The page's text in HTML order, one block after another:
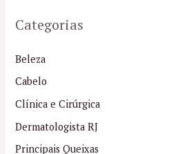
Categorias
Beleza
Cabelo
Clínica e Cirúrgica
Dermatologista RJ
Principais Queixas